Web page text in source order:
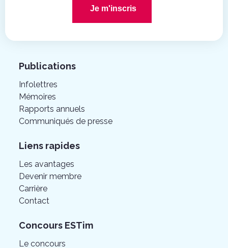
Je m'inscris
Publications
Infolettres
Mémoires
Rapports annuels
Communiqués de presse
Liens rapides
Les avantages
Devenir membre
Carrière
Contact
Concours ESTim
Le concours